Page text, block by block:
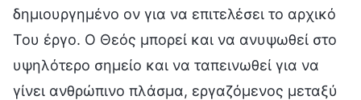
δημιουργημένο ον για να επιτελέσει το αρχικό
Του έργο. Ο Θεός μπορεί και να ανυψωθεί στο
υψηλότερο σημείο και να ταπεινωθεί για να
γίνει ανθρώπινο πλάσμα, εργαζόμενος μεταξύ